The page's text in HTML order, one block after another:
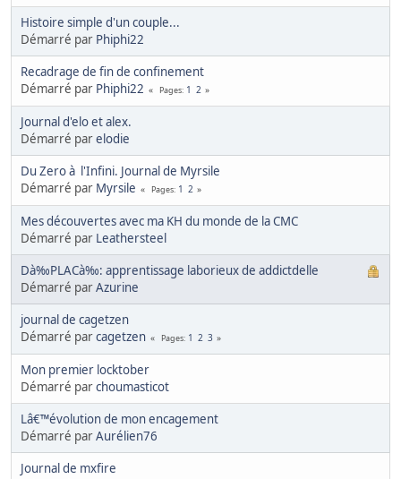
Histoire simple d'un couple...
Démarré par Phiphi22
Recadrage de fin de confinement
Démarré par Phiphi22 Pages 1 2
Journal d'elo et alex.
Démarré parelodie
Du Zero à l'Infini. Journal de Myrsile
Démarré par Myrsile Pages 1 2
Mes découvertes avec ma KH du monde de la CMC
Démarré par Leathersteel
Dà‰PLACà‰: apprentissage laborieux de addictdelle
Démarré parAzurine
journal de cagetzen
Démarré parcagetzen Pages 1 2 3
Mon premier locktober
Démarré parchoumasticot
Lâ€™évolution de mon encagement
Démarré parAurélien76
Journal de mxfire